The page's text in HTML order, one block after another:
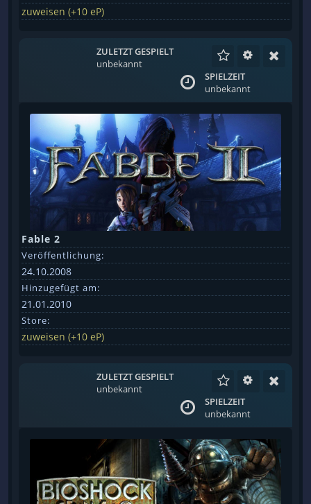
zuweisen (+10 eP)
ZULETZT GESPIELT
unbekannt
SPIELZEIT
unbekannt
Fable 2
Veröffentlichung:
24.10.2008
Hinzugefügt am:
21.01.2010
Store:
zuweisen (+10 eP)
ZULETZT GESPIELT
unbekannt
SPIELZEIT
unbekannt